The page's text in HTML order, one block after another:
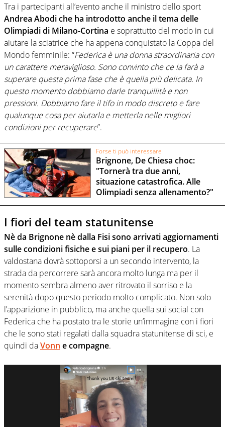
Tra i partecipanti all’evento anche il ministro dello sport
Andrea Abodi che ha introdotto anche il tema delle
Olimpiadi di Milano-Cortina e soprattutto del modo in cui
aiutare la sciatrice che ha appena conquistato la Coppa del
Mondo femminile: “Federica è una donna straordinaria con
un carattere meraviglioso. Sono convinto che ce la farà a
superare questa prima fase che è quella più delicata. In
questo momento dobbiamo darle tranquillità e non
pressioni. Dobbiamo fare il tifo in modo discreto e fare
qualunque cosa per aiutarla e metterla nelle migliori
condizioni per recuperare”.
Forse ti può interessare
Brignone, De Chiesa choc:
"Tornerà tra due anni,
situazione catastrofica. Alle
Olimpiadi senza allenamento?"
I fiori del team statunitense
Nè da Brignone nè dalla Fisi sono arrivati aggiornamenti
sulle condizioni fisiche e sui piani per il recupero. La
valdostana dovrà sottoporsi a un secondo intervento, la
strada da percorrere sarà ancora molto lunga ma per il
momento sembra almeno aver ritrovato il sorriso e la
serenità dopo questo periodo molto complicato. Non solo
l’apparizione in pubblico, ma anche quella sui social con
Federica che ha postato tra le storie un’immagine con i fiori
che le sono stati regalati dalla squadra statunitense di sci, e
quindi daVonn e compagne.